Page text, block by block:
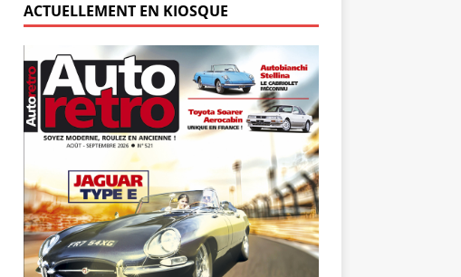
ACTUELLEMENT EN KIOSQUE